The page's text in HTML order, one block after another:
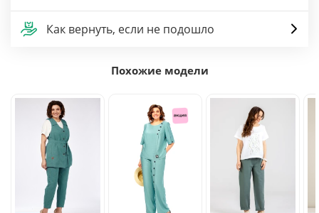
Как вернуть, если не подошло
Похожие модели